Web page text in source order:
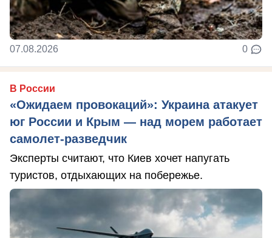
07.08.2026 0
В России
«Ожидаем провокаций»: Украина атакует
юг России и Крым — над морем работает
самолет-разведчик
Эксперты считают, что Киев хочет напугать
туристов, отдыхающих на побережье.